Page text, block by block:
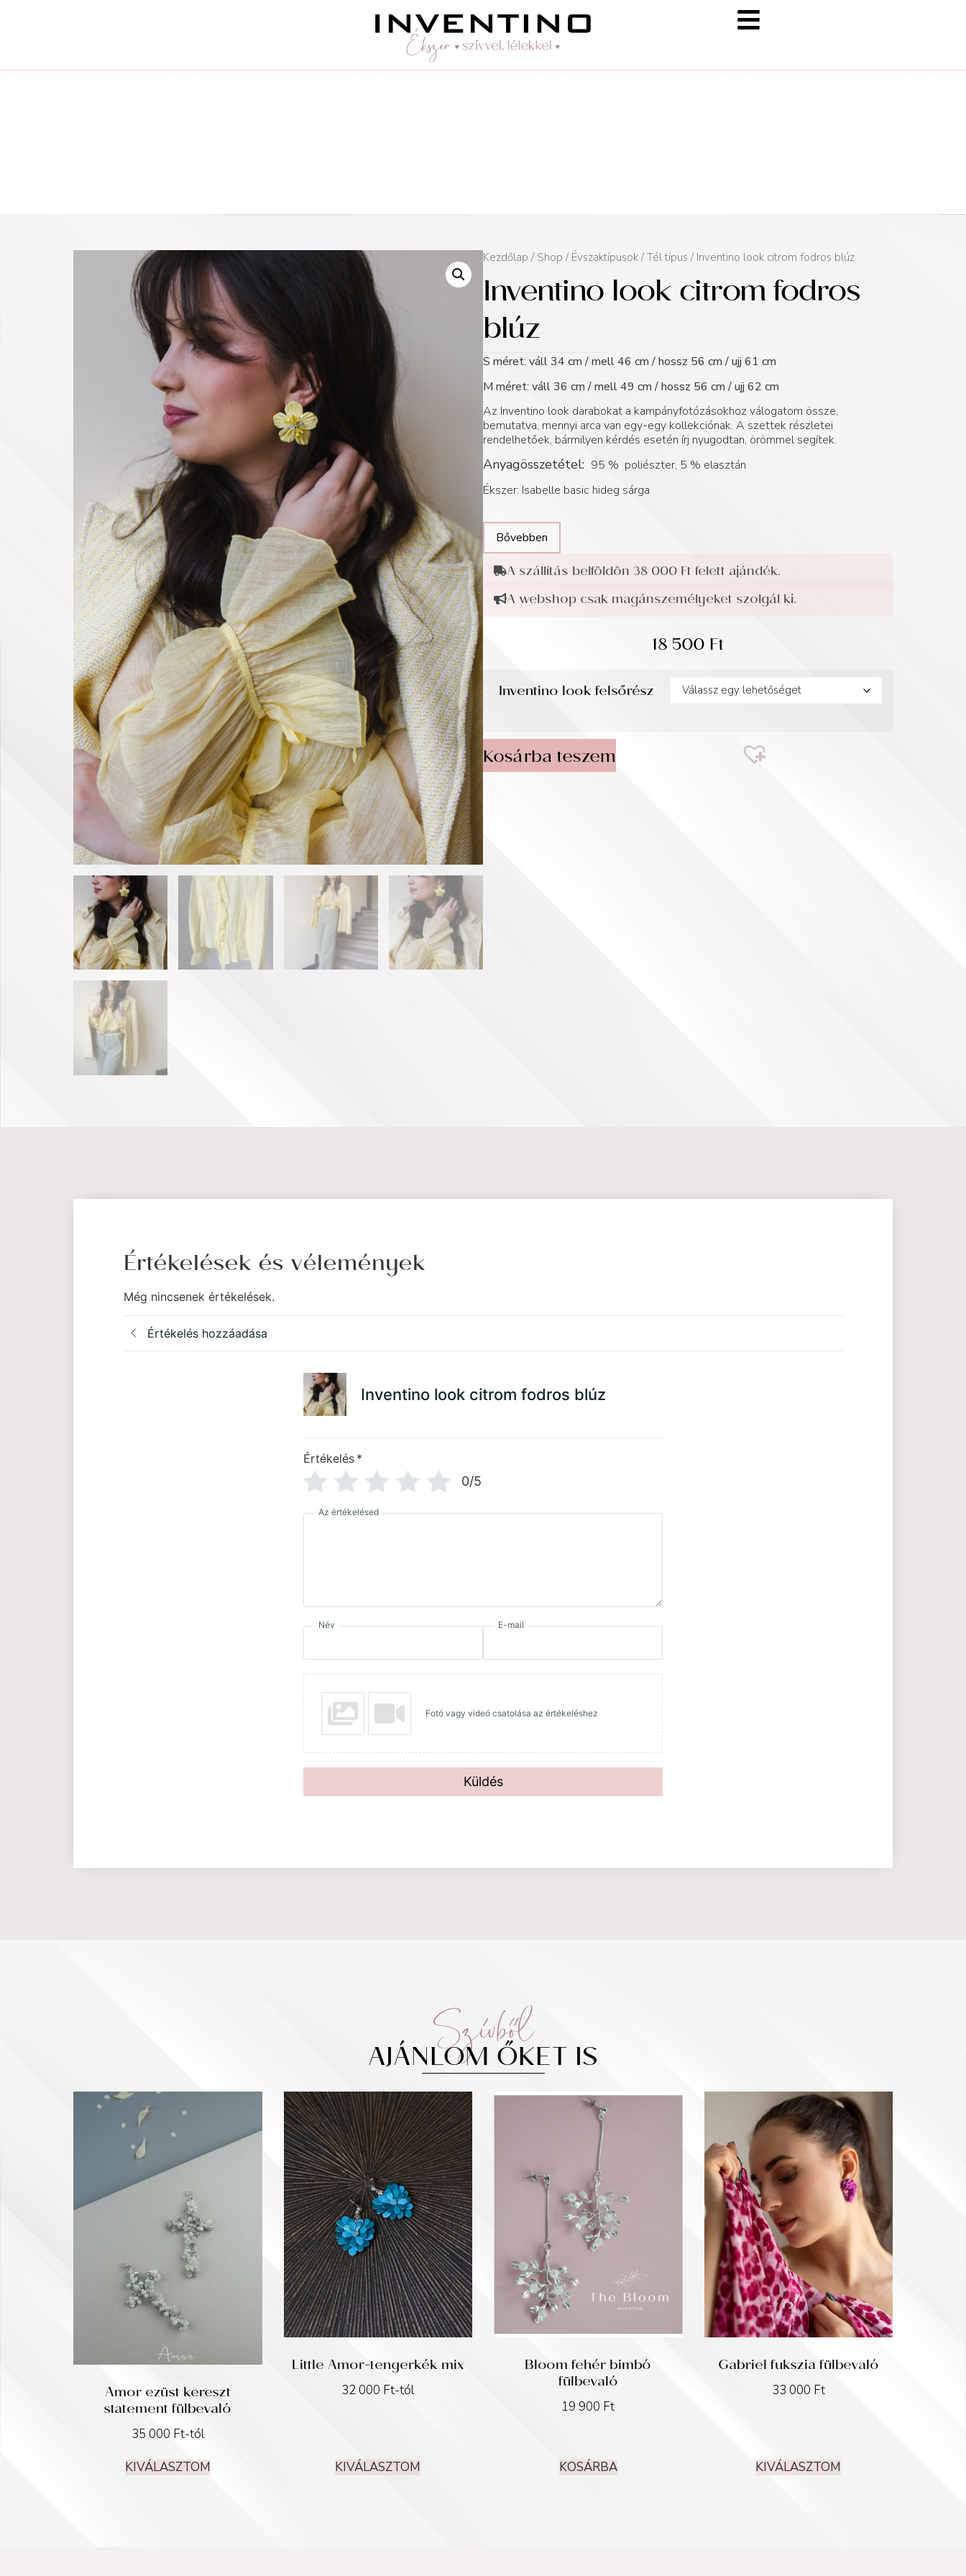
-25 % a webshopban!
Kupon: summer25
Shop
Kezdőlap / Shop / Évszaktípusok / Tél típus / Inventino look citrom fodros blúz
Inventino look citrom fodros
blúz
S méret: váll 34 cm / mell 46 cm / hossz 56 cm / ujj 61 cm
M méret: váll 36 cm / mell 49 cm / hossz 56 cm / ujj 62 cm
Az Inventino look darabokat a kampányfotózásokhoz válogatom össze,
bemutatva, mennyi arca van egy-egy kollekciónak. A szettek részletei
rendelhetőek, bármilyen kérdés esetén írj nyugodtan, örömmel segítek.
Anyagösszetétel: 95 % poliészter, 5 % elasztán
Ékszer: Isabelle basic hideg sárga
Bővebben
A szállítás belföldön 38 000 Ft felett ajándék.
A webshop csak magánszemélyeket szolgál ki.
18 500Ft
Inventino look felsőrész
Kosárba teszem
Értékelések és vélemények
Még nincsenek értékelések.
Értékelés hozzáadása
Inventino look citrom fodros blúz
Értékelés *
0/5
Az értékelésed
Név E-mail
Fotó vagy videó csatolása az értékeléshez
Küldés
Szívből
AJÁNLOM ŐKET IS
Amor ezüst kereszt
statement fülbevaló
35 000 Ft-tól
KIVÁLASZTOM
Little Amor-tengerkék mix
32 000 Ft-tól
KIVÁLASZTOM
Bloom fehér bimbó
fülbevaló
19 900 Ft
KOSÁRBA
Gabriel fukszia fülbevaló
33 000 Ft
KIVÁLASZTOM